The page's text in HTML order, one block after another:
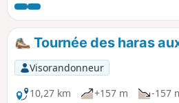
Tournée des haras
Visorandonneur
10,27 km
+157 m -157